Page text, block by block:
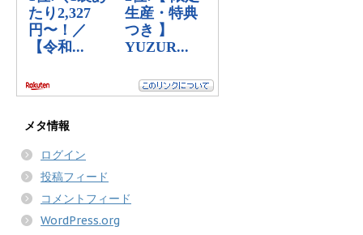
メタ情報
ログイン
投稿フィード
コメントフィード
WordPress.org